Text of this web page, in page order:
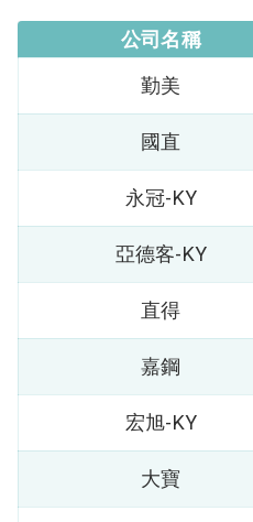
公司名稱
勤美
國直
永冠-KY
亞德客-KY
直得
嘉鋼
宏旭-KY
大寶